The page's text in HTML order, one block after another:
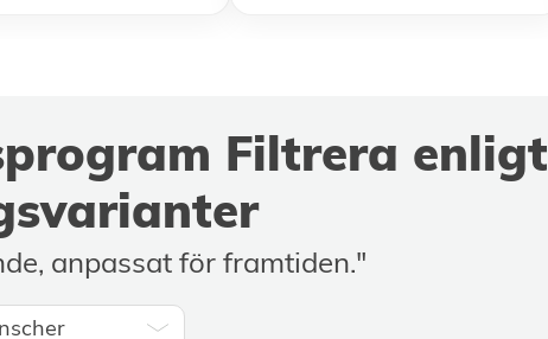
macht!
Ausbildungen gerne wieder bei Euch
buchen und weiterempfehlen!
Filtrera enligt
anpassat för framtiden."